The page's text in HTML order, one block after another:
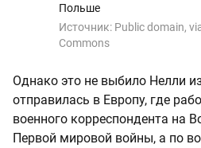
Польше
Источник: Public domain,
Commons
Однако это не выбило Нелли
отправилась в Европу, где
военного корреспондента на
Первой мировой войны, а по